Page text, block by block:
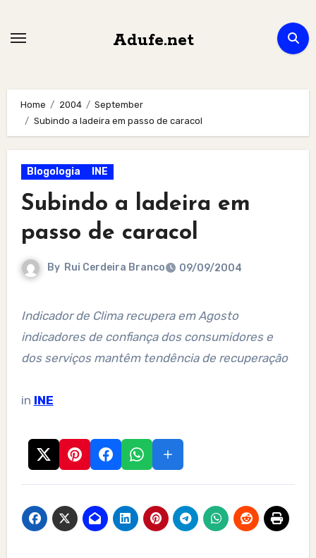
Adufe.net
Home 2004
September
Subindo a ladeira em passo de caracol
Blogologia INE
Subindo a ladeira em
passo de caracol
By Rui Cerdeira Branco 09/09/2004
Indicador de Clima recupera em Agosto
indicadores de confiança dos consumidores e
dos serviços mantêm tendência de recuperação
in INE